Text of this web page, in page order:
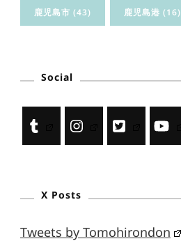
鹿児島市 (43) 鹿児島港 (16)
Social
X Posts
Tweets by Tomohirondon